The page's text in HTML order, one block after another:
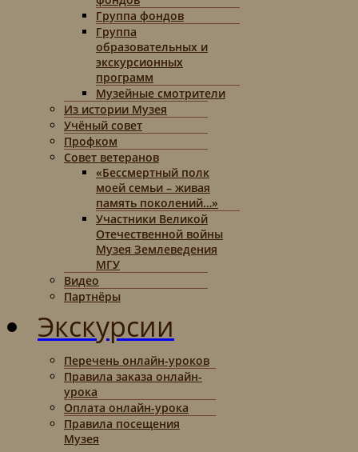
Группа фондов
Группа
образовательных и
экскурсионных
программ
Музейные смотрители
Из истории Музея
Учёный совет
Профком
Совет ветеранов
«Бессмертный полк
моей семьи – живая
память поколений…»
Участники Великой
Отечественной войны
Музея Землеведения
МГУ
Видео
Партнёры
Экскурсии
Перечень онлайн-уроков
Правила заказа онлайн-
урока
Оплата онлайн-урока
Правила посещения
Музея